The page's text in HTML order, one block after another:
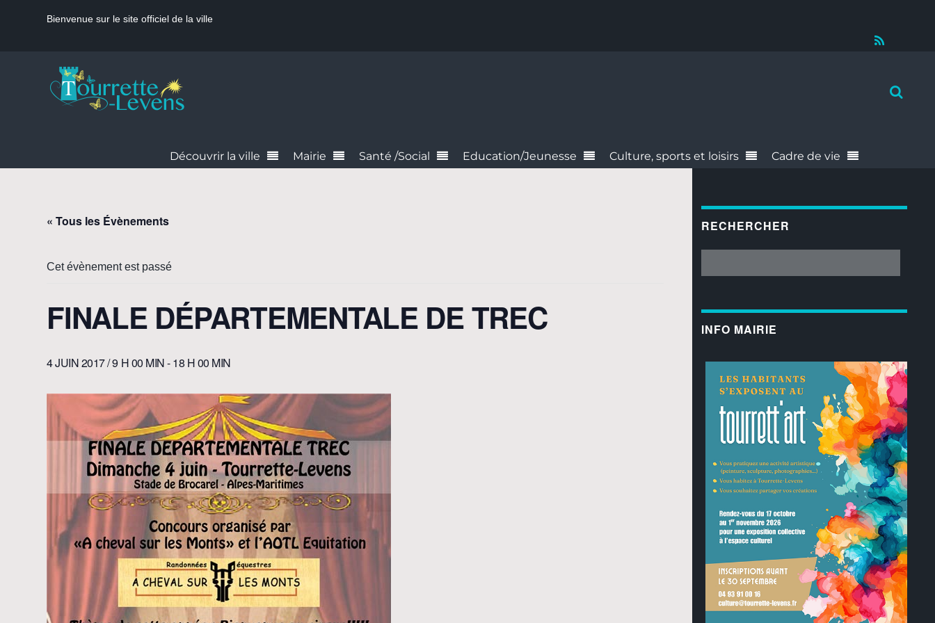
Bienvenue sur le site officiel de la ville
Découvrir la ville Mairie Santé /Social Education/Jeunesse Culture, sports et loisirs Cadre de vie
« Tous les Évènements
Cet évènement est passé
FINALE DÉPARTEMENTALE DE TREC
4 JUIN 2017 / 9 H 00 MIN-18 H 00 MIN
RECHERCHER
INFO MAIRIE